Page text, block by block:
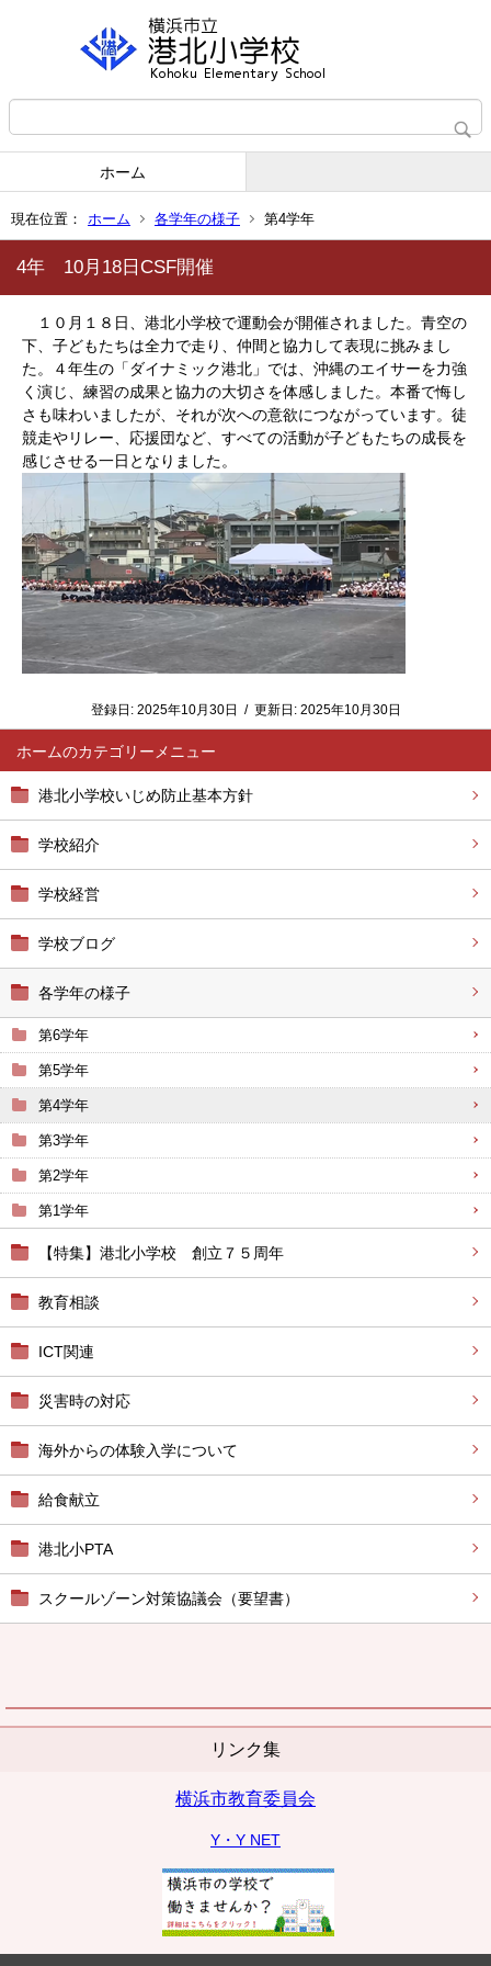
ホーム
現在位置： ホーム 各学年の様子 第4学年
ホーム
港北小学校いじめ防止基本方針
学校紹介
学校経営
学校ブログ
各学年の様子
第6学年
第5学年
第4学年
第3学年
第2学年
第1学年
【特集】港北小学校 創立７５周年
教育相談
ICT関連
災害時の対応
海外からの体験入学について
給食献立
港北小PTA
スクールゾーン対策協議会（要望書）
リンク集
横浜市教育委員会
Y・Y NET
4年 10月18日CSF開催
１０月１８日、港北小学校で運動会が開催されました。青空の
下、子どもたちは全力で走り、仲間と協力して表現に挑みまし
た。４年生の「ダイナミック港北」では、沖縄のエイサーを力強
く演じ、練習の成果と協力の大切さを体感しました。本番で悔し
さも味わいましたが、それが次への意欲につながっています。徒
競走やリレー、応援団など、すべての活動が子どもたちの成長を
感じさせる一日となりました。
登録日: 2025年10月30日 / 更新日: 2025年10月30日